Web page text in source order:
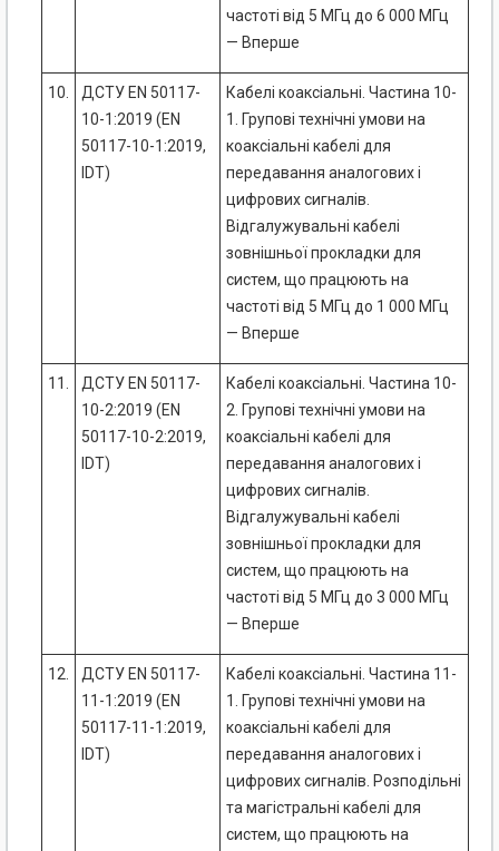
частоті від 5 МГц до 6 000 МГц
— Вперше
10.
ДСТУ EN 50117-
10-1:2019 (EN
50117-10-1:2019,
IDT)
Кабелі коаксіальні. Частина 10-
1. Групові технічні умови на
коаксіальні кабелі для
передавання аналогових і
цифрових сигналів.
Відгалужувальні кабелі
зовнішньої прокладки для
систем, що працюють на
частоті від 5 МГц до 1 000 МГц
— Вперше
11.
ДСТУ EN 50117-
10-2:2019 (EN
50117-10-2:2019,
IDT)
Кабелі коаксіальні. Частина 10-
2. Групові технічні умови на
коаксіальні кабелі для
передавання аналогових і
цифрових сигналів.
Відгалужувальні кабелі
зовнішньої прокладки для
систем, що працюють на
частоті від 5 МГц до 3 000 МГц
— Вперше
12.
ДСТУ EN 50117-
11-1:2019 (EN
50117-11-1:2019,
IDT)
Кабелі коаксіальні. Частина 11-
1. Групові технічні умови на
коаксіальні кабелі для
передавання аналогових і
цифрових сигналів. Розподільні
та магістральні кабелі для
систем, що працюють на